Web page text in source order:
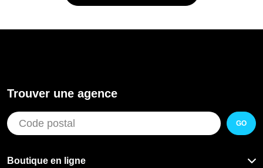
Trouver une agence
GO
Boutique en ligne